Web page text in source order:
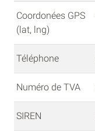
Coordonées GPS
(lat, lng)
Téléphone
Numéro de TVA
SIREN